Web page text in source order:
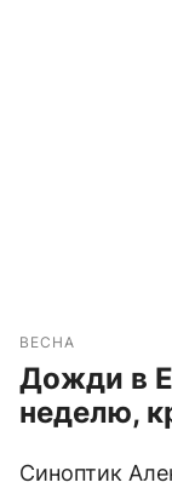
ВЕСНА
Дожди в
неделю,
Синоптик